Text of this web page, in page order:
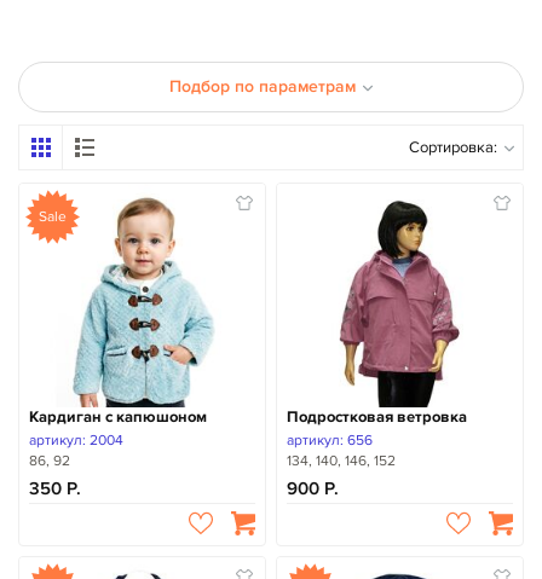
Подбор по параметрам
Сортировка:
Sale
Кардиган с капюшоном
артикул: 2004
86, 92
350
Подростковая ветровка
артикул: 656
134, 140, 146, 152
900